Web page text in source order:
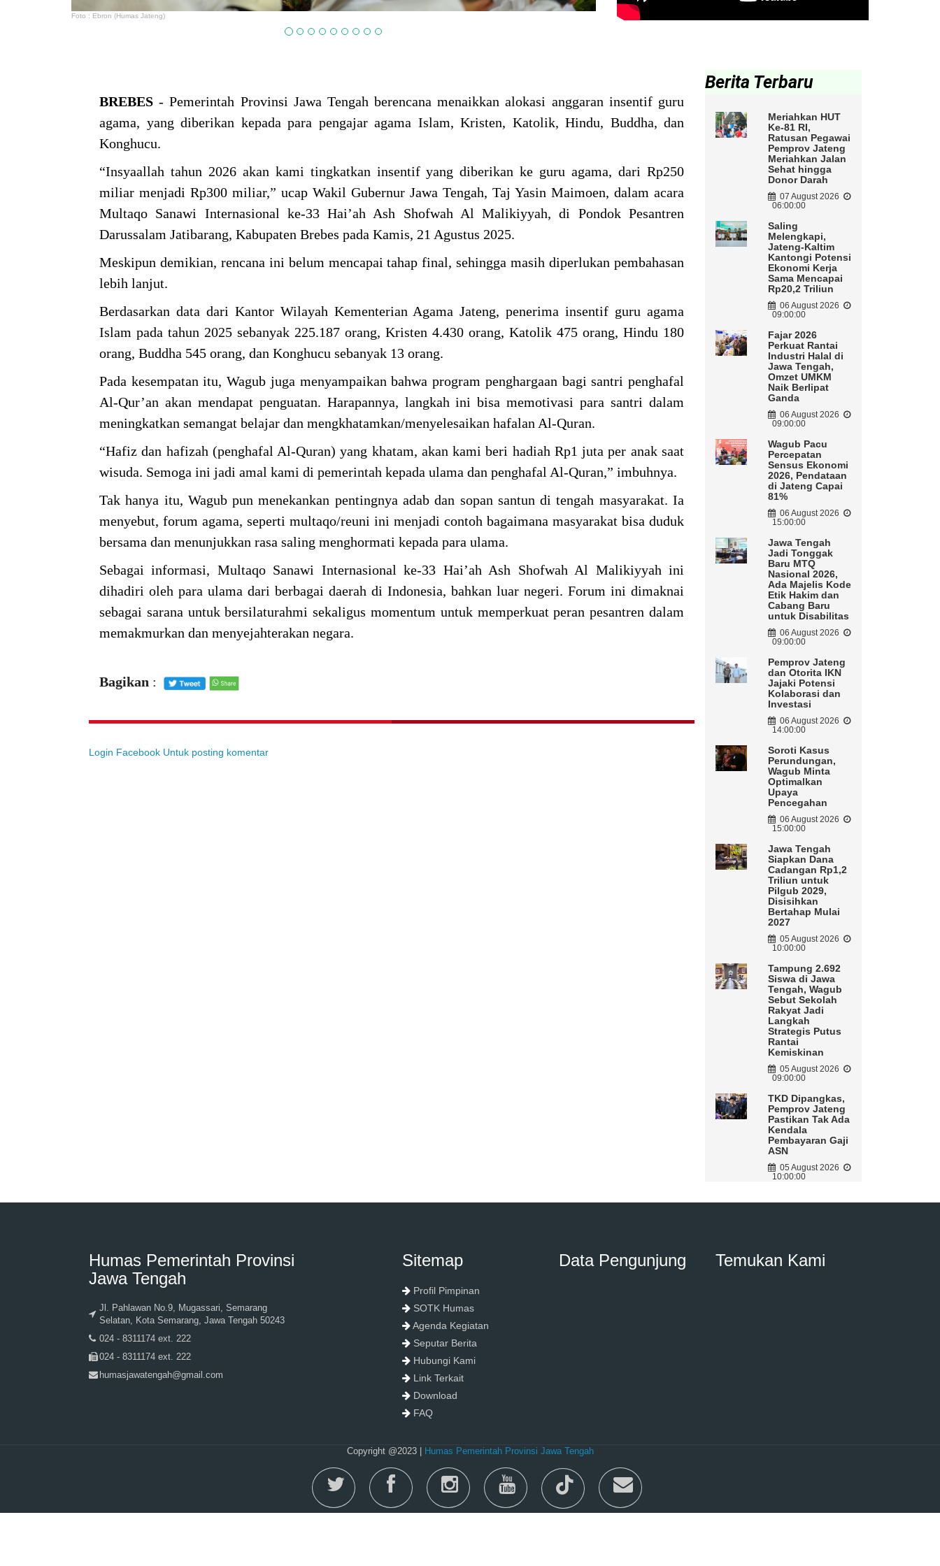
Foto : Ebron (Humas Jateng)
BREBES- Pemerintah Provinsi Jawa Tengah berencana menaikkan alokasi anggaran insentif guru
agama, yang diberikan kepada para pengajar agama Islam, Kristen, Katolik, Hindu, Buddha, dan
Konghucu.
“Insyaallah tahun 2026 akan kami tingkatkan insentif yang diberikan ke guru agama, dari Rp250
miliar menjadi Rp300 miliar,” ucap Wakil Gubernur Jawa Tengah, Taj Yasin Maimoen, dalam acara
Multaqo Sanawi Internasional ke-33 Hai’ah Ash Shofwah Al Malikiyyah, di Pondok Pesantren
Darussalam Jatibarang, Kabupaten Brebes pada Kamis, 21 Agustus 2025.
Meskipun demikian, rencana ini belum mencapai tahap final, sehingga masih diperlukan pembahasan
lebih lanjut.
Berdasarkan data dari Kantor Wilayah Kementerian Agama Jateng, penerima insentif guru agama
Islam pada tahun 2025 sebanyak 225.187 orang, Kristen 4.430 orang, Katolik 475 orang, Hindu 180
orang, Buddha 545 orang, dan Konghucu sebanyak 13 orang.
Pada kesempatan itu, Wagub juga menyampaikan bahwa program penghargaan bagi santri penghafal
Al-Qur’an akan mendapat penguatan. Harapannya, langkah ini bisa memotivasi para santri dalam
meningkatkan semangat belajar dan mengkhatamkan/menyelesaikan hafalan Al-Quran.
“Hafiz dan hafizah (penghafal Al-Quran) yang khatam, akan kami beri hadiah Rp1 juta per anak saat
wisuda. Semoga ini jadi amal kami di pemerintah kepada ulama dan penghafal Al-Quran,” imbuhnya.
Tak hanya itu, Wagub pun menekankan pentingnya adab dan sopan santun di tengah masyarakat. Ia
menyebut, forum agama, seperti multaqo/reuni ini menjadi contoh bagaimana masyarakat bisa duduk
bersama dan menunjukkan rasa saling menghormati kepada para ulama.
Sebagai informasi, Multaqo Sanawi Internasional ke-33 Hai’ah Ash Shofwah Al Malikiyyah ini
dihadiri oleh para ulama dari berbagai daerah di Indonesia, bahkan luar negeri. Forum ini dimaknai
sebagai sarana untuk bersilaturahmi sekaligus momentum untuk memperkuat peran pesantren dalam
memakmurkan dan menyejahterakan negara.
Bagikan :
Login Facebook Untuk posting komentar
Berita Terbaru
Meriahkan HUT
Ke-81 RI,
Ratusan Pegawai
Pemprov Jateng
Meriahkan Jalan
Sehat hingga
Donor Darah
07 August 2026
06:00:00
Saling
Melengkapi,
Jateng-Kaltim
Kantongi Potensi
Ekonomi Kerja
Sama Mencapai
Rp20,2 Triliun
06 August 2026
09:00:00
Fajar 2026
Perkuat Rantai
Industri Halal di
Jawa Tengah,
Omzet UMKM
Naik Berlipat
Ganda
06 August 2026
09:00:00
Wagub Pacu
Percepatan
Sensus Ekonomi
2026, Pendataan
di Jateng Capai
81%
06 August 2026
15:00:00
Jawa Tengah
Jadi Tonggak
Baru MTQ
Nasional 2026,
Ada Majelis Kode
Etik Hakim dan
Cabang Baru
untuk Disabilitas
06 August 2026
09:00:00
Pemprov Jateng
dan Otorita IKN
Jajaki Potensi
Kolaborasi dan
Investasi
06 August 2026
14:00:00
Soroti Kasus
Perundungan,
Wagub Minta
Optimalkan
Upaya
Pencegahan
06 August 2026
15:00:00
Jawa Tengah
Siapkan Dana
Cadangan Rp1,2
Triliun untuk
Pilgub 2029,
Disisihkan
Bertahap Mulai
2027
05 August 2026
10:00:00
Tampung 2.692
Siswa di Jawa
Tengah, Wagub
Sebut Sekolah
Rakyat Jadi
Langkah
Strategis Putus
Rantai
Kemiskinan
05 August 2026
09:00:00
TKD Dipangkas,
Pemprov Jateng
Pastikan Tak Ada
Kendala
Pembayaran Gaji
ASN
05 August 2026
10:00:00
Humas Pemerintah Provinsi
Jawa Tengah
Jl. Pahlawan No.9, Mugassari, Semarang
Selatan, Kota Semarang, Jawa Tengah 50243
024 - 8311174 ext. 222
024 - 8311174 ext. 222
humasjawatengah@gmail.com
Sitemap
Profil Pimpinan
SOTK Humas
Agenda Kegiatan
Seputar Berita
Hubungi Kami
Link Terkait
Download
FAQ
Data Pengunjung Temukan Kami
Copyright @2023 | Humas Pemerintah Provinsi Jawa Tengah